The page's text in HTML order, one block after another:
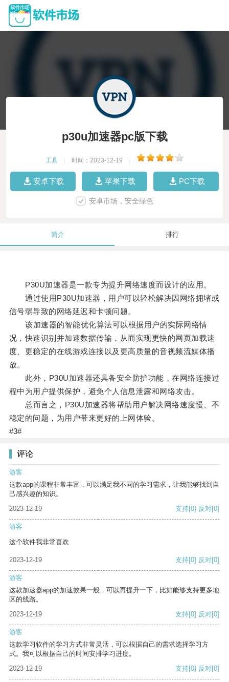
p30u加速器pc版下载
工具 时间：2023-12-19
安卓下载 苹果下载 PC下载
安卓市场，安全绿色
简介 排行
P30U加速器是一款专为提升网络速度而设计的应用。
通过使用P30U加速器，用户可以轻松解决因网络拥堵或
信号弱导致的网络延迟和卡顿问题。
该加速器的智能优化算法可以根据用户的实际网络情
况，快速识别并加速数据传输，从而实现更快的网页加载速
度、更稳定的在线游戏连接以及更高质量的音视频流媒体播
放。
此外，P30U加速器还具备安全防护功能，在网络连接过
程中为用户提供保护，避免个人信息泄露和网络攻击。
总而言之，P30U加速器将帮助用户解决网络速度慢、不
稳定的问题，为用户带来更好的上网体验。
#3#
评论
游客
这款app的课程非常丰富，可以满足我不同的学习需求，让我能够找到自
己感兴趣的知识。
2023-12-19
支持[0] 反对[0]
游客
这个软件我非常喜欢
2023-12-19 支持[0] 反对[0]
游客
这款加速器app的加速效果一般，可以再提升一下，比如能够支持更多地
区的线路。
2023-12-19
支持[0] 反对[0]
游客
这款学习软件的学习方式非常灵活，可以根据自己的需求选择学习方
式。我可以根据自己的时间安排学习进度。
2023-12-19
支持[0] 反对[0]